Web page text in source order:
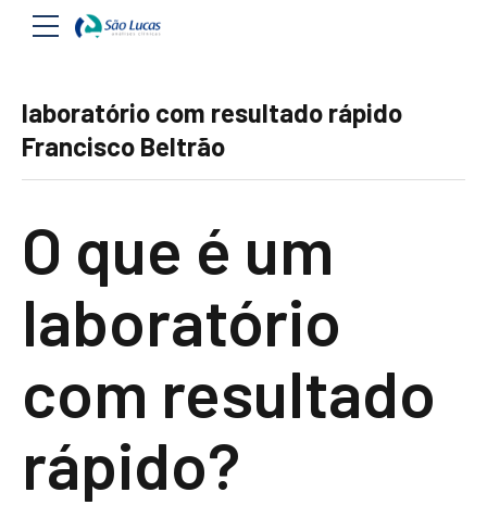
laboratório com resultado rápido
Francisco Beltrão
O que é um
laboratório
com resultado
rápido?